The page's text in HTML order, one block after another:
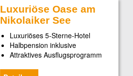
Luxuriöse Oase am
Nikolaiker See
Luxuriöses 5-Sterne-Hotel
Halbpension inklusive
Attraktives Ausflugsprogramm